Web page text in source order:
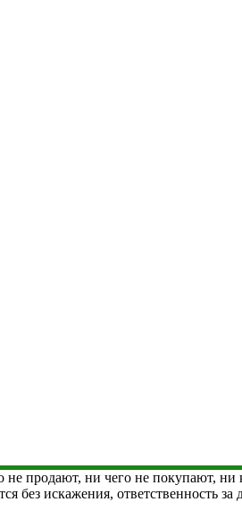
продают, ни чего не покупают, ни
без искажения, ответственность